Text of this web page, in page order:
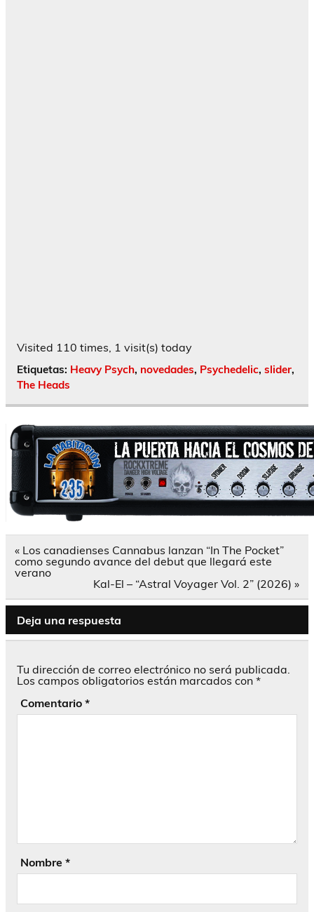
Visited 110 times, 1 visit(s) today
Etiquetas: Heavy Psych, novedades, Psychedelic, slider,
The Heads
Navegación
de
entradas
« Los canadienses Cannabus lanzan “In The Pocket”
como segundo avance del debut que llegará este
verano
Kal-El – “Astral Voyager Vol. 2” (2026) »
Deja una respuesta
Tu dirección de correo electrónico no será publicada.
Los campos obligatorios están marcados con *
Comentario *
Nombre *